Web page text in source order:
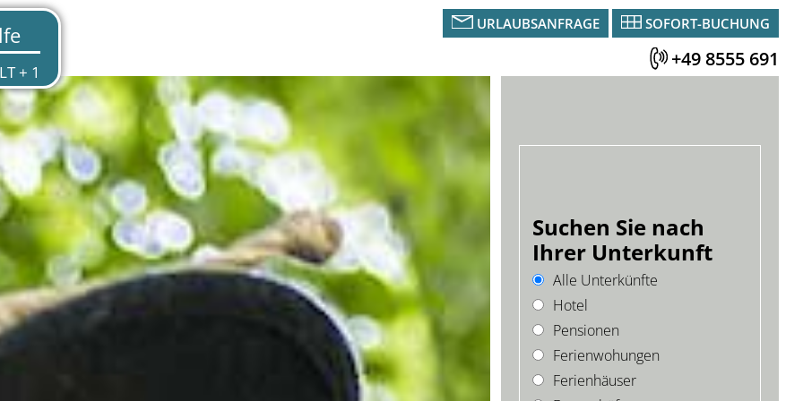
URLAUBSANFRAGE SOFORT-BUCHUNG
+49 8555 691
Suchen Sie nach
Ihrer Unterkunft
Alle Unterkünfte
Hotel
Pensionen
Ferienwohungen
Ferienhäuser